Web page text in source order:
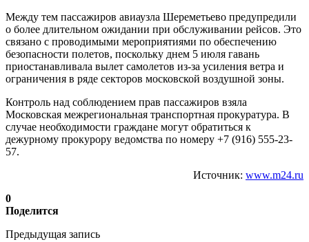
Между тем пассажиров авиаузла Шереметьево предупредили
о более длительном ожидании при обслуживании рейсов. Это
связано с проводимыми мероприятиями по обеспечению
безопасности полетов, поскольку днем 5 июля гавань
приостанавливала вылет самолетов из-за усиления ветра и
ограничения в ряде секторов московской воздушной зоны.
Контроль над соблюдением прав пассажиров взяла
Московская межрегиональная транспортная прокуратура. В
случае необходимости граждане могут обратиться к
дежурному прокурору ведомства по номеру +7 (916) 555-23-
57.
Источник: www.m24.ru
0
Поделится
Предыдущая запись